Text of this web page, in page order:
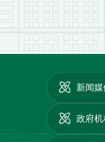
新闻媒
政府